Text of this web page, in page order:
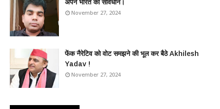
अपने भारत का संविधान।
November 27, 2024
फेंक नैरेटिव को वोट समझने की भूल कर बैठे Akhilesh
Yadav !
November 27, 2024